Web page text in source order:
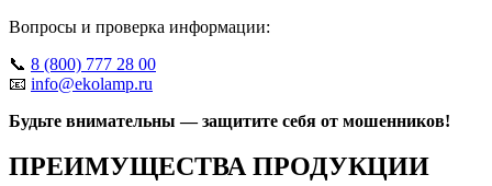
Вопросы и проверка информации:
📞 8 (800) 777 28 00
📧 info@ekolamp.ru
Будьте внимательны — защитите себя от мошенников!
ПРЕИМУЩЕСТВА ПРОДУКЦИИ